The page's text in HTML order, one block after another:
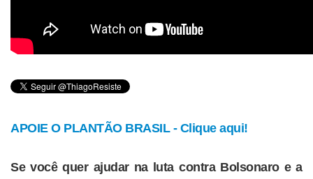
APOIE O PLANTÃO BRASIL - Clique aqui!
Se você quer ajudar na luta contra Bolsonaro e a